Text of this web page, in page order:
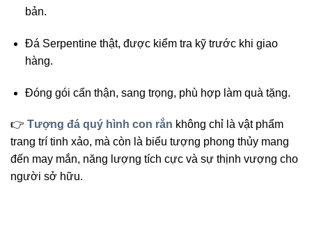
bản.
Đá Serpentine thật, được kiểm tra kỹ trước khi giao
hàng.
Đóng gói cẩn thận, sang trọng, phù hợp làm quà tặng.
👉 Tượng đá quý hình con rắn không chỉ là vật phẩm
trang trí tinh xảo, mà còn là biểu tượng phong thủy mang
đến may mắn, năng lượng tích cực và sự thịnh vượng cho
người sở hữu.